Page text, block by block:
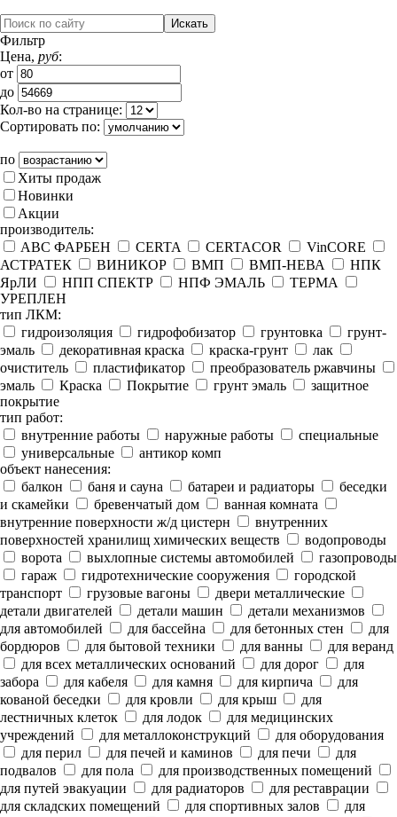
Фильтр
Цена, руб:
от
до
Кол-во на странице:
Сортировать по:
по
Хиты продаж
Новинки
Акции
производитель:
ABC ФАРБЕН
CERTA CERTACOR
VinCORE
АСТРАТЕК
ВИНИКОР ВМП ВМП-НЕВА
НПК
ЯрЛИ
НПП СПЕКТР НПФ ЭМАЛЬ
ТЕРМА
УРЕПЛЕН
тип ЛКМ:
гидроизоляция
гидрофобизатор грунтовка
грунт-
эмаль
декоративная краска краска-грунт
лак
очиститель
пластификатор
преобразователь ржавчины
эмаль
Краска Покрытие грунт эмаль
защитное
покрытие
тип работ:
внутренние работы
наружные работы
специальные
универсальные
антикор комп
объект нанесения:
балкон
баня и сауна батареи и радиаторы
беседки
и скамейки
бревенчатый дом
ванная комната
внутренние поверхности ж/д цистерн
внутренних
поверхностей хранилищ химических веществ
водопроводы
ворота
выхлопные системы автомобилей
газопроводы
гараж
гидротехнические сооружения
городской
транспорт
грузовые вагоны
двери металлические
детали двигателей
детали машин
детали механизмов
для автомобилей
для бассейна для бетонных стен
для
бордюров
для бытовой техники для ванны
для веранд
для всех металлических оснований
для дорог
для
забора
для кабеля для камня для кирпича
для
кованой беседки
для кровли для крыш
для
лестничных клеток
для лодок
для медицинских
учреждений
для металлоконструкций
для оборудования
для перил
для печей и каминов для печи
для
подвалов
для пола
для производственных помещений
для путей эвакуации
для радиаторов
для реставрации
для складских помещений
для спортивных залов
для